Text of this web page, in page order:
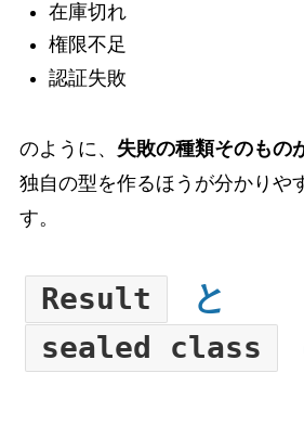
在庫切れ
権限不足
認証失敗
のように、 失敗の種類そのもの
独自の型を作るほうが分かりや
す。
Result と
sealed class